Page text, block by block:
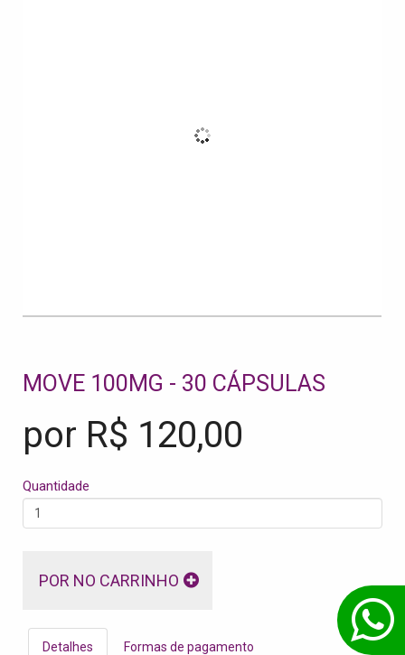
MOVE 100MG - 30 CÁPSULAS
por R$ 120,00
Quantidade
POR NO CARRINHO
Detalhes Formas de pagamento